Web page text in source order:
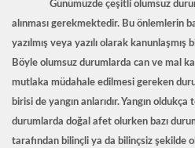
Günümüzde çeşitli olumsuz
alınması gerekmektedir. Bu önlemlerin
yazılmış veya yazılı olarak
Böyle olumsuz durumlarda can ve mal
mutlaka müdahale edilmesi gereken
birisi de yangın anlarıdır. Yangın
durumlarda doğal afet olurken bazı
tarafından bilinçli ya da bilinçsiz şekilde